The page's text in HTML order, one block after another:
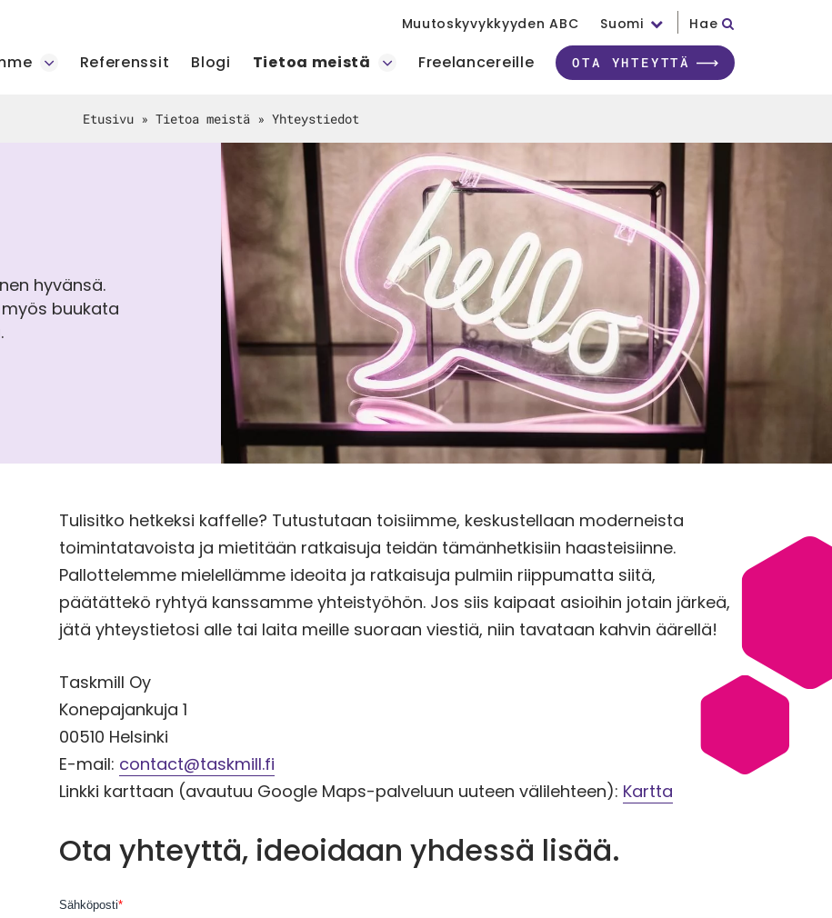
Muutoskyvykkyyden ABC Suomi Hae
Referenssit Blogi Tietoa meistä Freelancereille OTA YHTEYTTÄ
Etusivu» Tietoa meistä» Yhteystiedot
hyvänsä.
buukata
Tulisitko hetkeksi kaffelle? Tutustutaan toisiimme, keskustellaan moderneista
toimintatavoista ja mietitään ratkaisuja teidän tämänhetkisiin haasteisiinne.
Pallottelemme mielellämme ideoita ja ratkaisuja pulmiin riippumatta siitä,
päätättekö ryhtyä kanssamme yhteistyöhön. Jos siis kaipaat asioihin jotain järkeä,
jätä yhteystietosi alle tai laita meille suoraan viestiä, niin tavataan kahvin äärellä!
Taskmill Oy
Konepajankuja 1
00510 Helsinki
E-mail: contact@taskmill.fi
Linkki karttaan (avautuu Google Maps-palveluun uuteen välilehteen): Kartta
Ota yhteyttä, ideoidaan yhdessä lisää.